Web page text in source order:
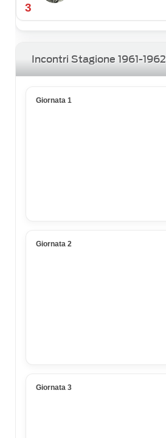
3
Incontri Stagione 1961-1962
Giornata 1
Giornata 2
Giornata 3